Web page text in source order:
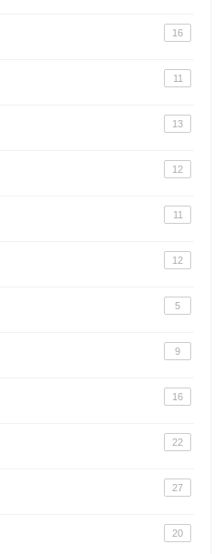
16
11
13
12
11
12
5
9
16
22
27
20